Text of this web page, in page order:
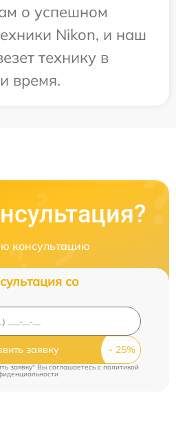
о успешном
Nikon, и наш
технику в
время.
консультацию
со
заявку
заявку" Вы соглашаетесь cполитикой